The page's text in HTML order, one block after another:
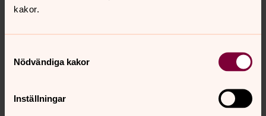
kakor.
Nödvändiga kakor
Inställningar
Direkt:
Senast ändrad 1 november 2022